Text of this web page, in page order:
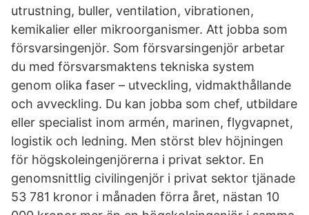
utrustning, buller, ventilation, vibrationen,
kemikalier eller mikroorganismer. Att jobba som
försvarsingenjör. Som försvarsingenjör arbetar
du med försvarsmaktens tekniska system
genom olika faser – utveckling, vidmakthållande
och avveckling. Du kan jobba som chef, utbildare
eller specialist inom armén, marinen, flygvapnet,
logistik och ledning. Men störst blev höjningen
för högskoleingenjörerna i privat sektor. En
genomsnittlig civilingenjör i privat sektor tjänade
53 781 kronor i månaden förra året, nästan 10